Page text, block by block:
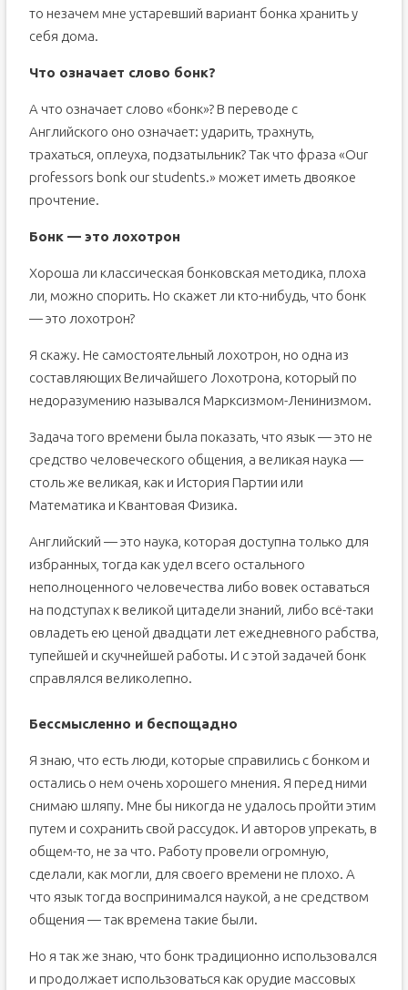
то незачем мне устаревший вариант бонка хранить у
себя дома.
Что означает слово бонк?
А что означает слово «бонк»? В переводе с
Английского оно означает: ударить, трахнуть,
трахаться, оплеуха, подзатыльник? Так что фраза «Our
professors bonk our students.» может иметь двоякое
прочтение.
Бонк — это лохотрон
Хороша ли классическая бонковская методика, плоха
ли, можно спорить. Но скажет ли кто-нибудь, что бонк
— это лохотрон?
Я скажу. Не самостоятельный лохотрон, но одна из
составляющих Величайшего Лохотрона, который по
недоразумению назывался Марксизмом-Ленинизмом.
Задача того времени была показать, что язык — это не
средство человеческого общения, а великая наука —
столь же великая, как и История Партии или
Математика и Квантовая Физика.
Английский — это наука, которая доступна только для
избранных, тогда как удел всего остального
неполноценного человечества либо вовек оставаться
на подступах к великой цитадели знаний, либо всё-таки
овладеть ею ценой двадцати лет ежедневного рабства,
тупейшей и скучнейшей работы. И с этой задачей бонк
справлялся великолепно.
Бессмысленно и беспощадно
Я знаю, что есть люди, которые справились с бонком и
остались о нем очень хорошего мнения. Я перед ними
снимаю шляпу. Мне бы никогда не удалось пройти этим
путем и сохранить свой рассудок. И авторов упрекать, в
общем-то, не за что. Работу провели огромную,
сделали, как могли, для своего времени не плохо. А
что язык тогда воспринимался наукой, а не средством
общения — так времена такие были.
Но я так же знаю, что бонк традиционно использовался
и продолжает использоваться как орудие массовых